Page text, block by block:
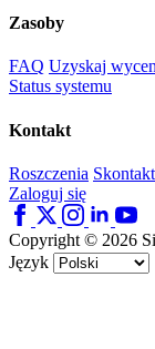
Zasoby
FAQ Uzyskaj
Status systemu
Kontakt
Roszczenia
Zaloguj się
Copyright © 2026
Język